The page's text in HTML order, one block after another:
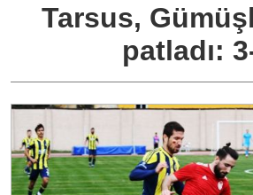
Tarsus,
patladı: